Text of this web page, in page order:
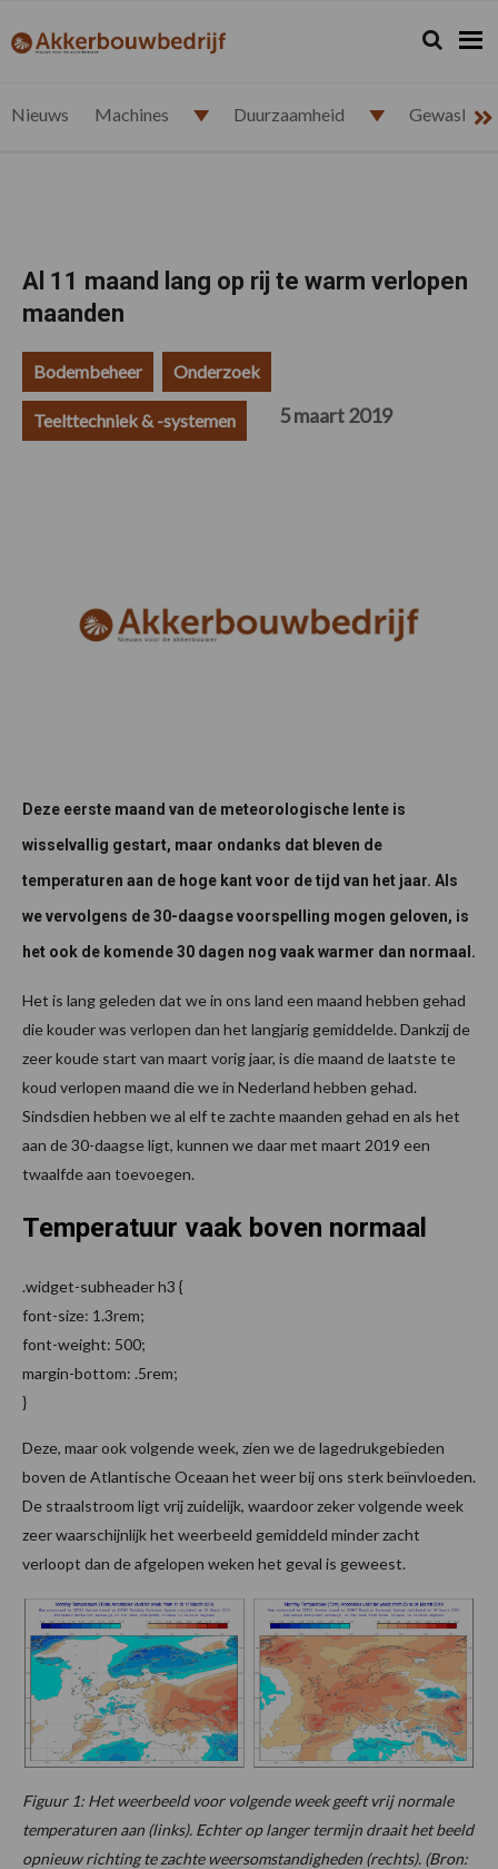
de
de
de
de
akkerbouwbedrijf.nl Zoeken...
Zoek
Nieuws Machines Duurzaamheid
Al 11 maand lang op rij te warm verlopen
maanden
Bodembeheer Onderzoek
Teelttechniek & -systemen 5 maart 2019
Deze eerste maand van de meteorologische lente is
wisselvallig gestart, maar ondanks dat bleven de
temperaturen aan de hoge kant voor de tijd van het jaar. Als
we vervolgens de 30-daagse voorspelling mogen geloven, is
het ook de komende 30 dagen nog vaak warmer dan normaal.
Het is lang geleden dat we in ons land een maand hebben gehad
die kouder was verlopen dan het langjarig gemiddelde. Dankzij de
zeer koude start van maart vorig jaar, is die maand de laatste te
koud verlopen maand die we in Nederland hebben gehad.
Sindsdien hebben we al elf te zachte maanden gehad en als het
aan de 30-daagse ligt, kunnen we daar met maart 2019 een
twaalfde aan toevoegen.
Temperatuur vaak boven normaal
.widget-subheader h3 {
font-size: 1.3rem;
font-weight: 500;
margin-bottom: .5rem;
}
Deze, maar ook volgende week, zien we de lagedrukgebieden
boven de Atlantische Oceaan het weer bij ons sterk beïnvloeden.
De straalstroom ligt vrij zuidelijk, waardoor zeker volgende week
zeer waarschijnlijk het weerbeeld gemiddeld minder zacht
verloopt dan de afgelopen weken het geval is geweest.
Figuur 1: Het weerbeeld voor volgende week geeft vrij normale
temperaturen aan (links). Echter op langer termijn draait het beeld
opnieuw richting te zachte weersomstandigheden (rechts). (Bron: